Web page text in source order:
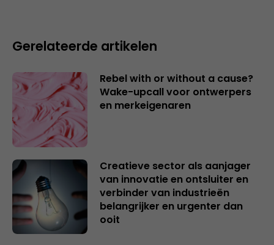
Gerelateerde artikelen
Rebel with or without a cause?
Wake-upcall voor ontwerpers
en merkeigenaren
Creatieve sector als aanjager
van innovatie en ontsluiter en
verbinder van industrieën
belangrijker en urgenter dan
ooit